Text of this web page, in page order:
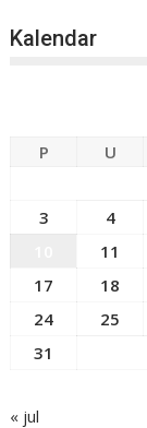
Kalendar
P U
3
4
11
17
18
24
25
31
« jul